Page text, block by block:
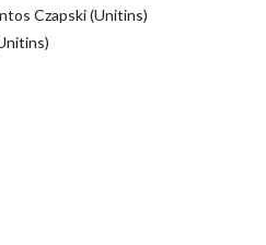
Czapski (Unitins)